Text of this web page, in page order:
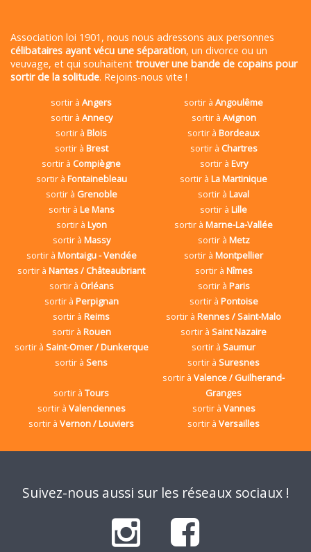
Association loi 1901, nous nous adressons aux personnes
célibataires ayant vécu une séparation, un divorce ou un
veuvage, et qui souhaitent trouver une bande de copains pour
sortir de la solitude. Rejoins-nous vite !
sortir àAngers sortir àAngoulême
sortir à Annecy sortir à Avignon
sortir àBlois sortir àBordeaux
sortir à Brest sortir à Chartres
sortir à Compiègne sortir à Evry
sortir à Fontainebleau sortir àLa Martinique
sortir à Grenoble sortir àLaval
sortir à Le Mans sortir àLille
sortir à Lyon sortir àMarne-La-Vallée
sortir à Massy sortir à Metz
sortir à Montaigu - Vendée sortir àMontpellier
sortir àNantes / Châteaubriant sortir à Nîmes
sortir à Orléans sortir à Paris
sortir à Perpignan sortir à Pontoise
sortir àReims sortir àRennes / Saint-Malo
sortir à Rouen sortir àSaint Nazaire
sortir à Saint-Omer / Dunkerque sortir àSaumur
sortir àSens sortir àSuresnes
sortir àTours
sortir àValence / Guilherand-
Granges
sortir à Valenciennes sortir à Vannes
sortir àVernon / Louviers sortir àVersailles
Suivez-nous aussi sur les réseaux sociaux !